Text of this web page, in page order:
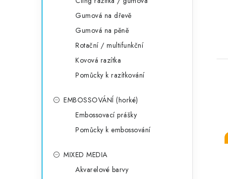
Gumová na dřevě
Gumová na pěně
Rotační / multifunkční
Kovová razítka
Pomůcky k razítkování
EMBOSSOVÁNÍ (horké)
Embossovací prášky
Pomůcky k embossování
MIXED MEDIA
Akvarelové barvy